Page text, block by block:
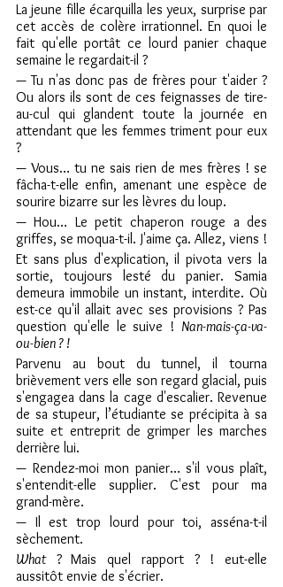
La jeune fille écarquilla les yeux, surprise par
cet accès de colère irrationnel. En quoi le
fait qu'elle portât ce lourd panier chaque
semaine le regardait-il ?
— Tu n'as donc pas de frères pour t'aider ?
Ou alors ils sont de ces feignasses de tire-
au-cul qui glandent toute la journée en
attendant que les femmes triment pour eux
?
— Vous… tu ne sais rien de mes frères ! se
fâcha-t-elle enfin, amenant une espèce de
sourire bizarre sur les lèvres du loup.
— Hou… Le petit chaperon rouge a des
griffes, se moqua-t-il. J'aime ça. Allez, viens !
Et sans plus d'explication, il pivota vers la
sortie, toujours lesté du panier. Samia
demeura immobile un instant, interdite. Où
est-ce qu'il allait avec ses provisions ? Pas
question qu'elle le suive ! Nan-mais-ça-va-
ou-bien ? !
Parvenu au bout du tunnel, il tourna
brièvement vers elle son regard glacial, puis
s'engagea dans la cage d'escalier. Revenue
de sa stupeur, l’étudiante se précipita à sa
suite et entreprit de grimper les marches
derrière lui.
— Rendez-moi mon panier… s'il vous plaît,
s'entendit-elle supplier. C'est pour ma
grand-mère.
— Il est trop lourd pour toi, asséna-t-il
sèchement.
What ? Mais quel rapport ? ! eut-elle
aussitôt envie de s'écrier.